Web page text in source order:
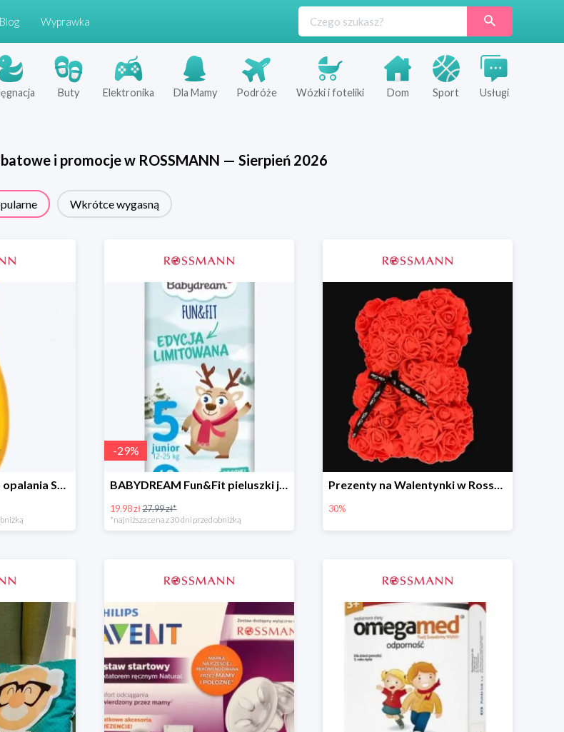
Blog Wyprawka
Buty Elektronika Dla Mamy Podróże Wózki i foteliki Dom Sport Usługi
i promocje w ROSSMANN — Sierpień 2026
Wkrótce wygasną
Rodzinna emulsja do opalania SPF 50
-29%
BABYDREAM Fun&Fit pieluszki jednorazowe Junior 5
19.98 zł27.99 zł*
*najniższa cena z 30 dni przed obniżką
Prezenty na Walentynki w Rossmannie do -30%
30%